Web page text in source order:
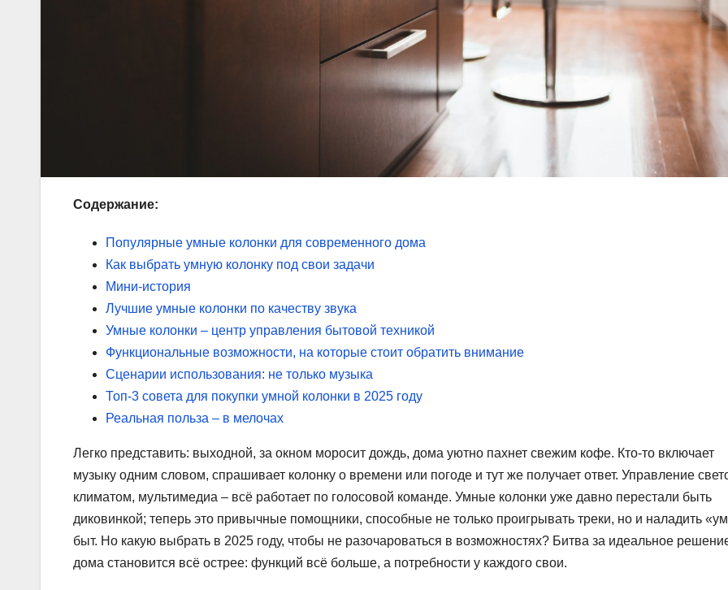
Содержание:
Популярные умные колонки для современного дома
Как выбрать умную колонку под свои задачи
Мини-история
Лучшие умные колонки по качеству звука
Умные колонки – центр управления бытовой техникой
Функциональные возможности, на которые стоит обратить внимание
Сценарии использования: не только музыка
Топ-3 совета для покупки умной колонки в 2025 году
Реальная польза – в мелочах
Легко представить: выходной, за окном моросит дождь, дома уютно пахнет свежим кофе. Кто-то включает
музыку одним словом, спрашивает колонку о времени или погоде и тут же получает ответ. Управление
климатом, мультимедиа – всё работает по голосовой команде. Умные колонки уже давно перестали быть
диковинкой; теперь это привычные помощники, способные не только проигрывать треки, но и наладить
быт. Но какую выбрать в 2025 году, чтобы не разочароваться в возможностях? Битва за идеальное
дома становится всё острее: функций всё больше, а потребности у каждого свои.